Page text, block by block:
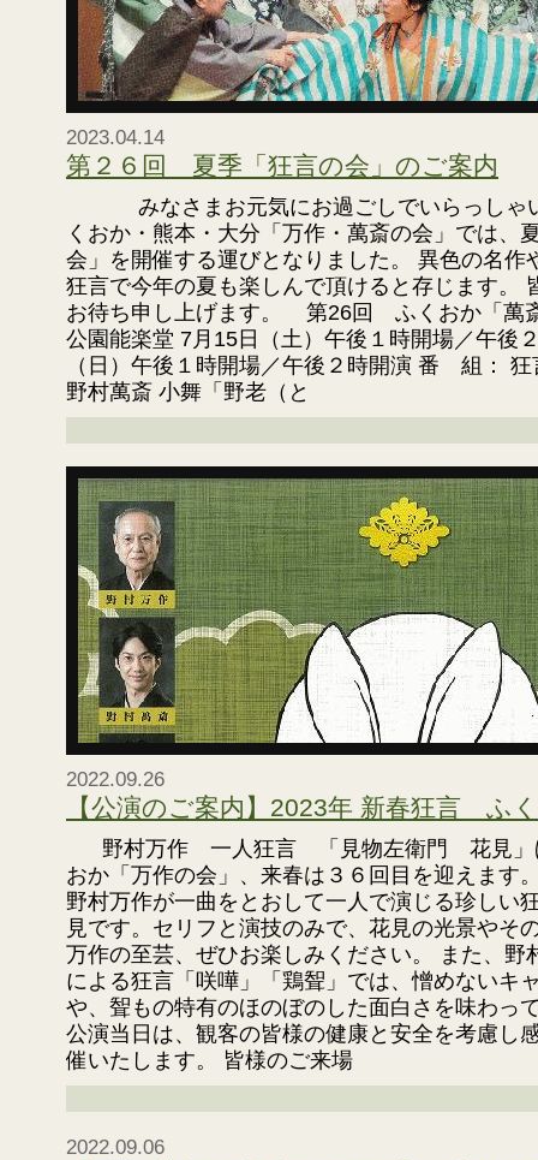
2023.04.14
第２６回 夏季「狂言の会」のご案内
みなさまお元気にお過ごしでいらっしゃ
くおか・熊本・大分「万作・萬斎の会」では、
会」を開催する運びとなりました。 異色の名作
狂言で今年の夏も楽しんで頂けると存じます。
お待ち申し上げます。 第26回 ふくおか「萬
公園能楽堂 7月15日（土）午後１時開場／午後
（日）午後１時開場／午後２時開演 番 組：
野村萬斎 小舞「野老（と
2022.09.26
【公演のご案内】2023年 新春狂言 ふ
野村万作 一人狂言 「見物左衛門 花見」
おか「万作の会」、来春は３６回目を迎えます
野村万作が一曲をとおして一人で演じる珍しい
見です。セリフと演技のみで、花見の光景やそ
万作の至芸、ぜひお楽しみください。 また、野
による狂言「咲嘩」「鶏聟」では、憎めないキ
や、聟もの特有のほのぼのした面白さを味わっ
公演当日は、観客の皆様の健康と安全を考慮し
催いたします。 皆様のご来場
2022.09.06